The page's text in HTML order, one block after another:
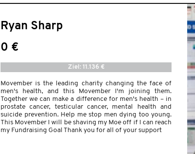
Ryan Sharp
0 €
Ziel: 11.136 €
Movember is the leading charity changing the face of
men's health, and this Movember I'm joining them.
Together we can make a difference for men's health – in
prostate cancer, testicular cancer, mental health and
suicide prevention. Help me stop men dying too young.
This Movember I will be shaving my Moe off if I can reach
my Fundraising Goal Thank you for all of your support